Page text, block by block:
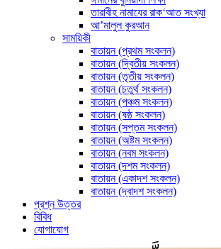
তারাবীহ নামাযের রাক‘আত সংখ্যা
আ’মালুল কুরআন
সাময়িকী
বাতায়ন (প্রথম সংকলন)
বাতায়ন (দ্বিতীয় সংকলন)
বাতায়ন (তৃতীয় সংকলন)
বাতায়ন (চতুর্থ সংকলন)
বাতায়ন (পঞ্চম সংকলন)
বাতায়ন (ষষ্ঠ সংকলন)
বাতায়ন (সপ্তম সংকলন)
বাতায়ন (অষ্টম সংকলন)
বাতায়ন (নবম সংকলন)
বাতায়ন (দশম সংকলন)
বাতায়ন (একাদশ সংকলন)
বাতায়ন (দ্বাদশ সংকলন)
প্রশ্ন উত্তর
বিবিধ
যোগাযোগ